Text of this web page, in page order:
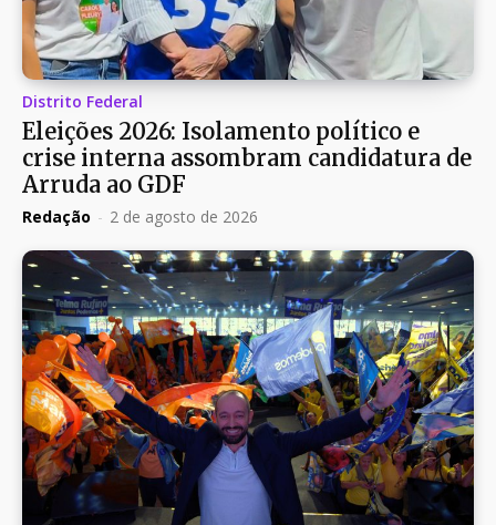
Distrito Federal
Eleições 2026: Isolamento político e
crise interna assombram candidatura de
Arruda ao GDF
Redação - 2 de agosto de 2026